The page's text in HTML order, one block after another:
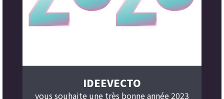
IDEEVECTO
vous souhaite une très bonne année 2023